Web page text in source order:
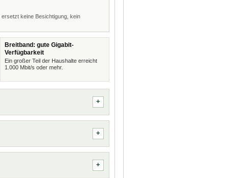
ersetzt keine Besichtigung, kein
Breitband: gute Gigabit-
Verfügbarkeit
Ein großer Teil der Haushalte erreicht
1.000 Mbit/s oder mehr.